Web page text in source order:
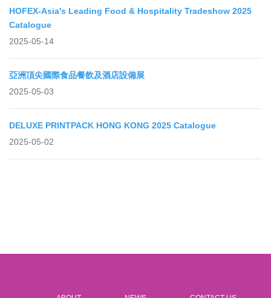
HOFEX-Asia's Leading Food & Hospitality Tradeshow 2025
Catalogue
2025-05-14
亞洲頂尖國際食品餐飲及酒店設備展
2025-05-03
DELUXE PRINTPACK HONG KONG 2025 Catalogue
2025-05-02